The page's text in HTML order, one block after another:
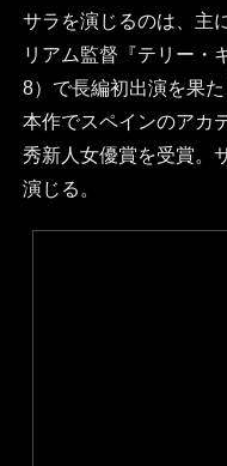
サラを演じるのは、主
リアム監督『テリー・
8）で長編初出演を果た
本作でスペインのアカ
秀新人女優賞を受賞。
演じる。